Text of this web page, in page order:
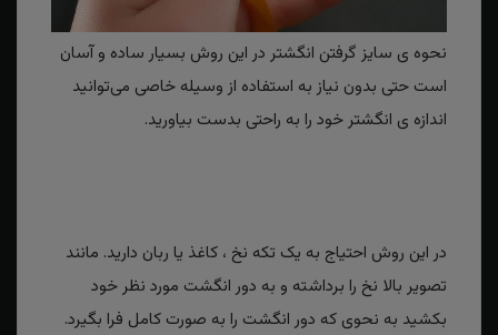
نحوه ی سایز گرفتن انگشتر در این روش بسیار ساده و آسان
است حتی بدون نیاز به استفاده از وسیله خاصی می‌توانید
اندازه ی انگشتر خود را به راحتی بدست بیاورید.
در این روش احتیاج به یک تکه نخ ، کاغذ یا ربان دارید. مانند
تصویر بالا نخ را برداشته و به دور انگشت مورد نظر خود
بکشید به نحوی که دور انگشت را به صورت کامل فرا بگیرد.